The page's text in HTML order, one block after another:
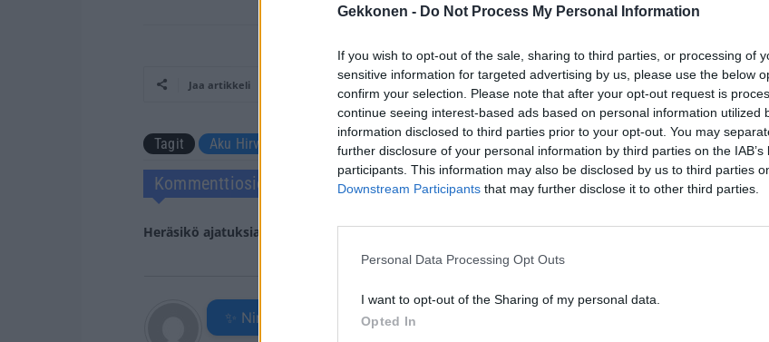
Gekkonen - Do Not Process My Personal Information
If you wish to opt-out of the sale, sharing to third parties, or processing of
sensitive information for targeted advertising by us, please use the below
confirm your selection. Please note that after your opt-out request is
continue seeing interest-based ads based on personal information utilized
information disclosed to third parties prior to your opt-out. You may
further disclosure of your personal information by third parties on the IAB’s
participants. This information may also be disclosed by us to third parties
Downstream Participants that may further disclose it to other third parties.
Personal Data Processing Opt Outs
I want to opt-out of the Sharing of my personal data.
Opted In
Teksti: Toimitus
Jaa artikkeli
Tagit Aku Hirviniemi Koomikko Minnesota-hoito Näyttelijä Päihdeongelma
Kommenttiosio
Heräsikö ajatuksia? Kerro mielipiteesi.Tutustu kuitenkinsääntöihin.
✨ Nimikone